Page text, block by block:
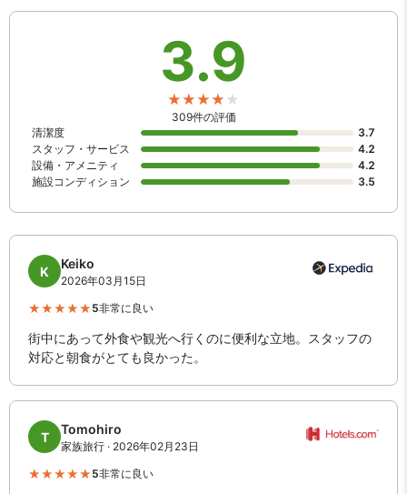
3.9
309件の評価
清潔度
3.7
スタッフ・サービス
4.2
設備・アメニティ
4.2
施設コンディション
3.5
K
Keiko
2026年03月15日
5非常に良い
街中にあって外食や観光へ行くのに便利な立地。スタッフの
対応と朝食がとても良かった。
T
Tomohiro
家族旅行 · 2026年02月23日
5非常に良い